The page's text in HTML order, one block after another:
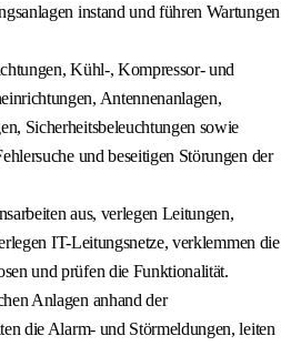
instand und führen Wartungen
Kühl-, Kompressor- und
Antennenanlagen,
Sicherheitsbeleuchtungen sowie
und beseitigen Störungen der
aus, verlegen Leitungen,
IT-Leitungsnetze, verklemmen die
und prüfen die Funktionalität.
Anlagen anhand der
die Alarm- und Störmeldungen, leiten